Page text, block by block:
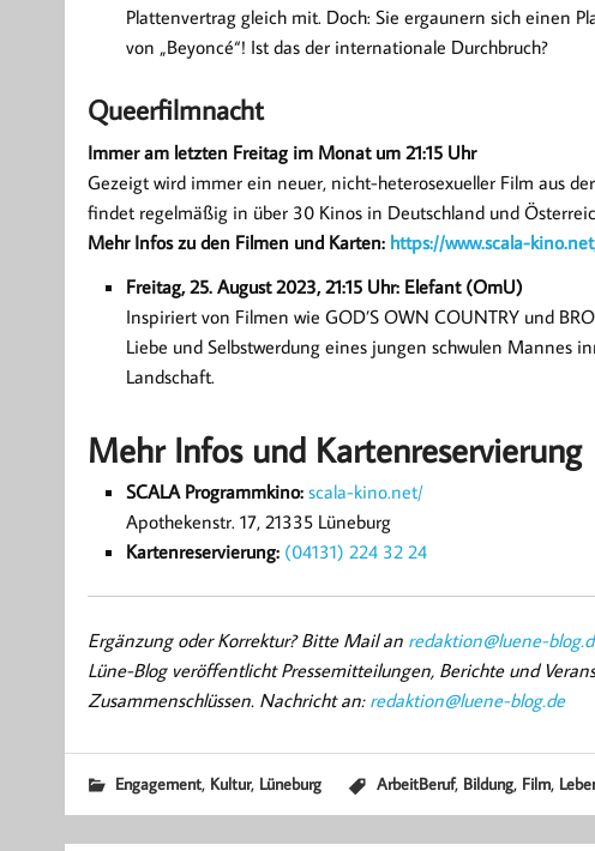
Plattenvertrag gleich mit. Doch: Sie ergaunern sich einen
von ​„Beyoncé“! Ist das der internationale Durchbruch?
Queerfilmnacht
Immer am letzten Freitag im Monat um 21:15 Uhr
Gezeigt wird immer ein neuer, nicht-heterosexueller Film aus
findet regelmäßig in über 30 Kinos in Deutschland und
Mehr Infos zu den Filmen und Karten: https://www.scala-
Freitag, 25. August 2023, 21:15 Uhr: Elefant (OmU)
Inspiriert von Filmen wie GOD’S OWN COUNTRY und
Liebe und Selbstwerdung eines jungen schwulen Mannes
Landschaft.
Mehr Infos und Kartenreservierung
SCALA Programmkino: scala-kino.net/
Apothekenstr. 17, 21335 Lüneburg
Kartenreservierung: (04131) 224 32 24
Ergänzung oder Korrektur? Bitte Mail an redaktion@luene-
Lüne-Blog veröffentlicht Pressemitteilungen, Berichte und
Zusammenschlüssen. Nachricht an: redaktion@luene-blog.de
Engagement, Kultur, Lüneburg ArbeitBeruf, Bildung, Film,